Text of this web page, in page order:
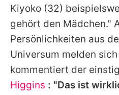
Kiyoko (32)
gehört den Mädchen."
Persönlichkeiten aus
Universum melden
kommentiert der
Higgins : "Das ist